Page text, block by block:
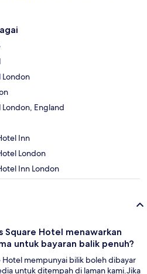
London
London, England
Inn
London
Inn London
Square Hotel menawarkan
untuk bayaran balik penuh?
Hotel mempunyai bilik boleh dibayar
untuk ditempah di laman kami.Jika